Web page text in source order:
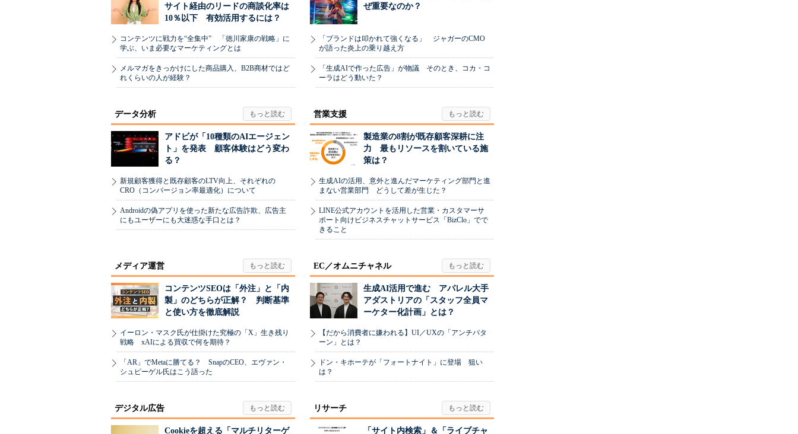
サイト経由のリードの商談化率は
10％以下 有効活用するには？
コンテンツに戦力を“全集中” 「徳川家康の戦略」に
学ぶ、いま必要なマーケティングとは
メルマガをきっかけにした商品購入、B2B商材ではど
れくらいの人が経験？
ぜ重要なのか？
「ブランドは叩かれて強くなる」 ジャガーのCMO
が語った炎上の乗り越え方
「生成AIで作った広告」が物議 そのとき、コカ・コ
ーラはどう動いた？
データ分析
アドビが「10種類のAIエージェン
ト」を発表 顧客体験はどう変わ
る？
新規顧客獲得と既存顧客のLTV向上、それぞれの
CRO（コンバージョン率最適化）について
Androidの偽アプリを使った新たな広告詐欺、広告主
にもユーザーにも大迷惑な手口とは？
営業支援
製造業の8割が既存顧客深耕に注
力 最もリソースを割いている施
策は？
生成AIの活用、意外と進んだマーケティング部門と進
まない営業部門 どうして差が生じた？
LINE公式アカウントを活用した営業・カスタマーサ
ポート向けビジネスチャットサービス「BizClo」でで
きること
メディア運営
コンテンツSEOは「外注」と「内
製」のどちらが正解？ 判断基準
と使い方を徹底解説
イーロン・マスク氏が仕掛けた究極の「X」生き残り
戦略 xAIによる買収で何を期待？
「AR」でMetaに勝てる？ SnapのCEO、エヴァン・
シュピーゲル氏はこう語った
EC／オムニチャネル
生成AI活用で進む アパレル大手
アダストリアの「スタッフ全員マ
ーケター化計画」とは？
【だから消費者に嫌われる】UI／UXの「アンチパタ
ーン」とは？
ドン・キホーテが「フォートナイト」に登場 狙い
は？
デジタル広告
Cookieを超える「マルチリターゲ
リサーチ
「サイト内検索」＆「ライブチャ